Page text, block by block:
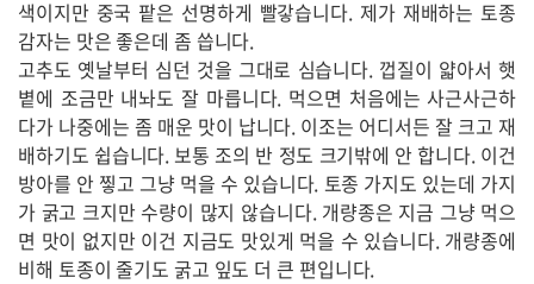
색이지만 중국 팥은 선명하게 빨갛습니다. 제가 재배하는 토종
감자는 맛은 좋은데 좀 씁니다.
고추도 옛날부터 심던 것을 그대로 심습니다. 껍질이 얇아서 햇
볕에 조금만 내놔도 잘 마릅니다. 먹으면 처음에는 사근사근하
다가 나중에는 좀 매운 맛이 납니다. 이조는 어디서든 잘 크고 재
배하기도 쉽습니다. 보통 조의 반 정도 크기밖에 안 합니다. 이건
방아를 안 찧고 그냥 먹을 수 있습니다. 토종 가지도 있는데 가지
가 굵고 크지만 수량이 많지 않습니다. 개량종은 지금 그냥 먹으
면 맛이 없지만 이건 지금도 맛있게 먹을 수 있습니다. 개량종에
비해 토종이 줄기도 굵고 잎도 더 큰 편입니다.